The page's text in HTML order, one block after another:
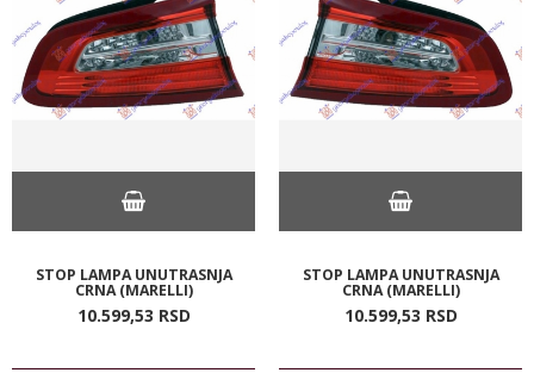
STOP LAMPA UNUTRASNJA
CRNA (MARELLI)
10.599,53 RSD
STOP LAMPA UNUTRASNJA
CRNA (MARELLI)
10.599,53 RSD